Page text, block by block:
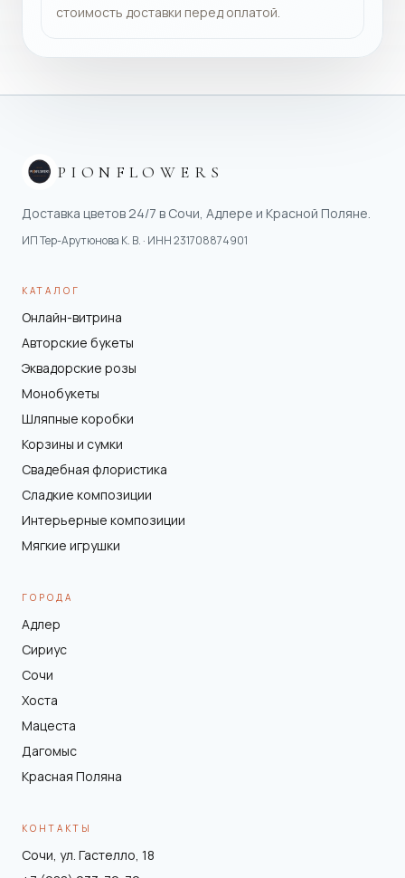
стоимость доставки перед оплатой.
PIONFLOWERS
Доставка цветов 24/7 в Сочи, Адлере и Красной Поляне.
ИП Тер-Арутюнова К. В. · ИНН231708874901
КАТАЛОГ
Онлайн-витрина
Авторские букеты
Эквадорские розы
Монобукеты
Шляпные коробки
Корзины и сумки
Свадебная флористика
Сладкие композиции
Интерьерные композиции
Мягкие игрушки
ГОРОДА
Адлер
Сириус
Сочи
Хоста
Мацеста
Дагомыс
Красная Поляна
КОНТАКТЫ
Сочи, ул. Гастелло, 18